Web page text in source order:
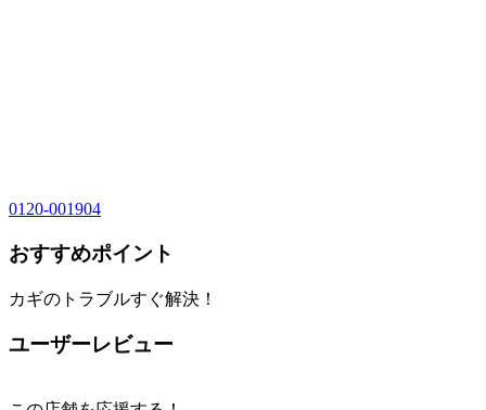
0120-001904
おすすめポイント
カギのトラブルすぐ解決！
ユーザーレビュー